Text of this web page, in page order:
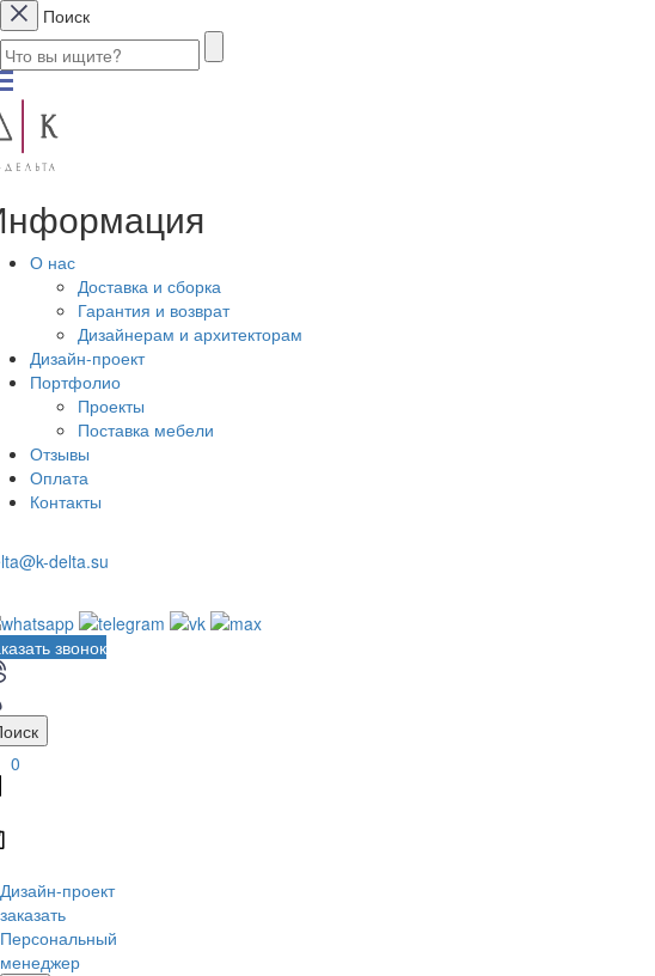
Поиск
О нас
Доставка и сборка
Гарантия и возврат
Дизайнерам и архитекторам
Дизайн-проект
Портфолио
Проекты
Поставка мебели
Отзывы
Оплата
Контакты
delta.su
звонок
0
Дизайн-проект
заказать
Персональный
менеджер